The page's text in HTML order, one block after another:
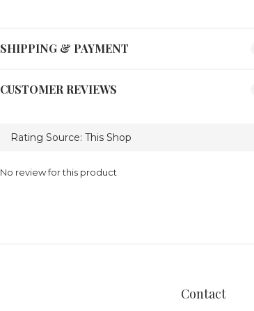
SHIPPING & PAYMENT
CUSTOMER REVIEWS
No review for this product
Contact